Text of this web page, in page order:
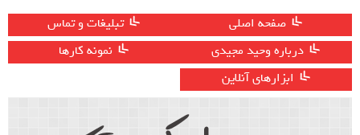
صفحه اصلی
تبلیغات و تماس
درباره وحید مجیدی
نمونه کارها
ابزارهای آنلاین